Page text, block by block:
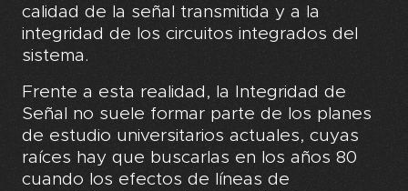
calidad de la señal transmitida y a la
integridad de los circuitos integrados del
sistema.
Frente a esta realidad, la Integridad de
Señal no suele formar parte de los planes
de estudio universitarios actuales, cuyas
raíces hay que buscarlas en los años 80
cuando los efectos de líneas de